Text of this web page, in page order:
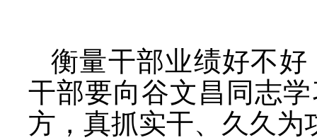
衡量干部业绩好不
干部要向谷文昌同志
方，真抓实干、久久为